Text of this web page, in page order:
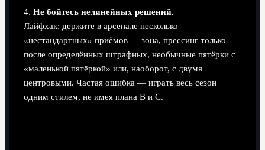
4. Не бойтесь нелинейных решений.
Лайфхак: держите в арсенале несколько
«нестандартных» приёмов — зона, прессинг только
после определённых штрафных, необычные пятёрки с
«маленькой пятёркой» или, наоборот, с двумя
центровыми. Частая ошибка — играть весь сезон
одним стилем, не имея плана B и C.